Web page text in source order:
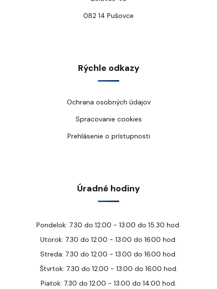
082 14 Pušovce
Rýchle odkazy
Ochrana osobných údajov
Spracovanie cookies
Prehlásenie o prístupnosti
Úradné hodiny
Pondelok: 7.30 do 12.00 - 13.00 do 15.30 hod.
Utorok: 7.30 do 12.00 - 13.00 do 16.00 hod.
Streda: 7.30 do 12.00 - 13.00 do 16.00 hod.
Štvrtok: 7.30 do 12.00 - 13.00 do 16.00 hod.
Piatok: 7.30 do 12.00 - 13.00 do 14.00 hod.